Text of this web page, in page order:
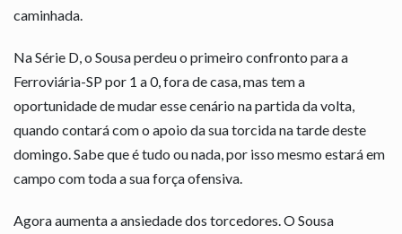
caminhada.
Na Série D, o Sousa perdeu o primeiro confronto para a
Ferroviária-SP por 1 a 0, fora de casa, mas tem a
oportunidade de mudar esse cenário na partida da volta,
quando contará com o apoio da sua torcida na tarde deste
domingo. Sabe que é tudo ou nada, por isso mesmo estará em
campo com toda a sua força ofensiva.
Agora aumenta a ansiedade dos torcedores. O Sousa